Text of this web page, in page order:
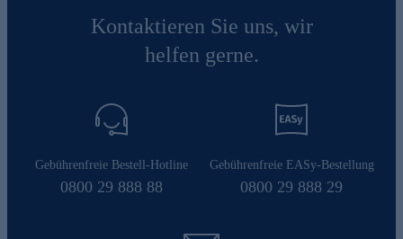
Kontaktieren Sie uns, wir
helfen gerne.
Gebührenfreie Bestell-Hotline
0800 29 888 88
Gebührenfreie EASy-Bestellung
0800 29 888 29